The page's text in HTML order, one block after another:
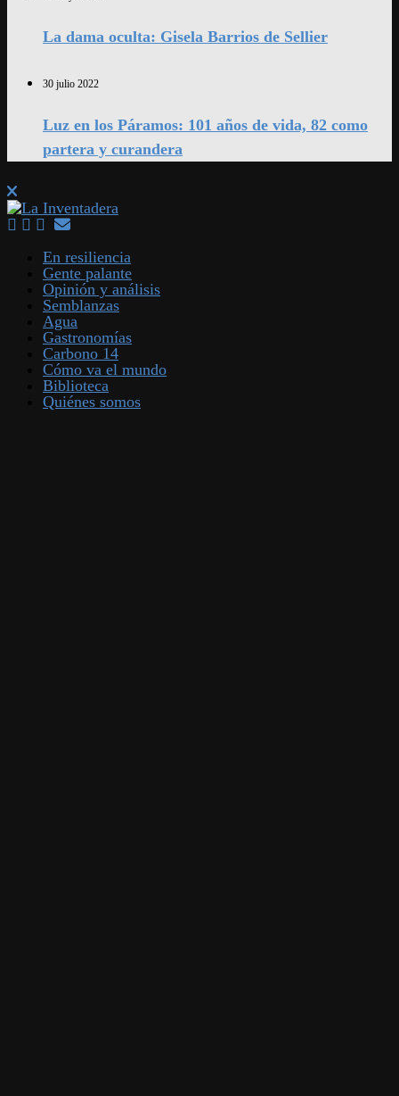
La dama oculta: Gisela Barrios de Sellier
30 julio 2022
Luz en los Páramos: 101 años de vida, 82 como
partera y curandera
En resiliencia
Gente palante
Opinión y análisis
Semblanzas
Agua
Gastronomías
Carbono 14
Cómo va el mundo
Biblioteca
Quiénes somos